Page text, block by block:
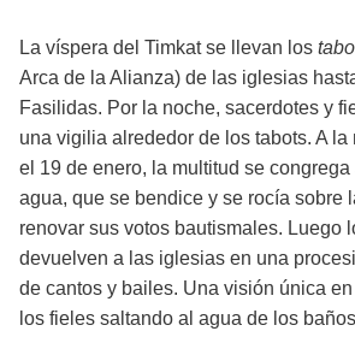
La víspera del Timkat se llevan los
Arca de la Alianza) de las iglesias
Fasilidas. Por la noche, sacerdotes y
una vigilia alrededor de los tabots. A la
el 19 de enero, la multitud se congrega
agua, que se bendice y se rocía sobre
renovar sus votos bautismales. Luego
devuelven a las iglesias en una
de cantos y bailes. Una visión única
los fieles saltando al agua de los